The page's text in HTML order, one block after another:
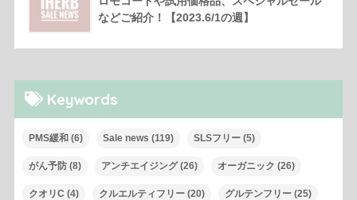
などご紹介！【2023.6/1の週】
Keywords
PMS緩和(6) Sale news (119) SLSフリー(5)
がん予防(8) アンチエイジング(26) オーガニック (26)
クオリC (4) クルエルティフリー(20) グルテンフリー(25)